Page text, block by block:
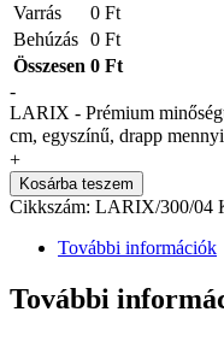
Varrás
0 Ft
Behúzás 0 Ft
Összesen 0 Ft
-
LARIX - Prémium
cm, egyszínű, drapp
+
Kosárba teszem
Cikkszám: LARIX/300/04
További információk
További